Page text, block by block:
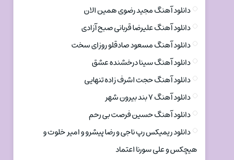
دانلود آهنگ مجید رضوی همین الان
دانلود آهنگ علیرضا قربانی صبح آزادی
دانلود آهنگ مسعود صادقلو روزای سخت
دانلود آهنگ سینا درخشنده عشق
دانلود آهنگ حجت اشرف زاده تنهایی
دانلود آهنگ ۷ بند بیرون شهر
دانلود آهنگ حسین فرصت بی رحم
دانلود ریمیکس رپ ناجی و رضا پیشرو و امیر خلوت و
هیچکس و علی سورنا اعتماد